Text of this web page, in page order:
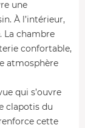
une
À l’intérieur,
La chambre
confortable,
atmosphère
qui s’ouvre
clapotis du
cette